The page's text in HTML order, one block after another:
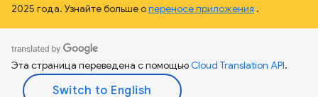
2025 года. Узнайте больше опереносе приложения .
Эта страница переведена с помощьюCloud Translation API.